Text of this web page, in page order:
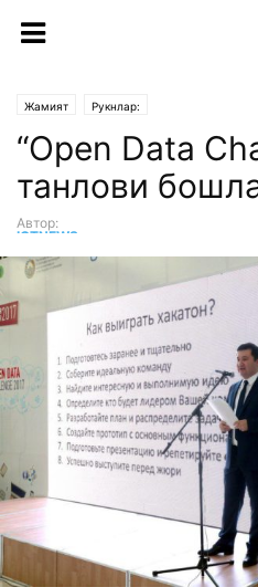
Жамият Рукнлар:
“Open Data
танлови
Автор:
ICTNEWS таҳририяти